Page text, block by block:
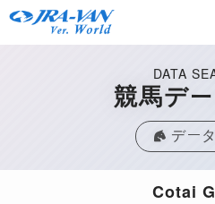
DATA
競馬デ
デー
Cotai